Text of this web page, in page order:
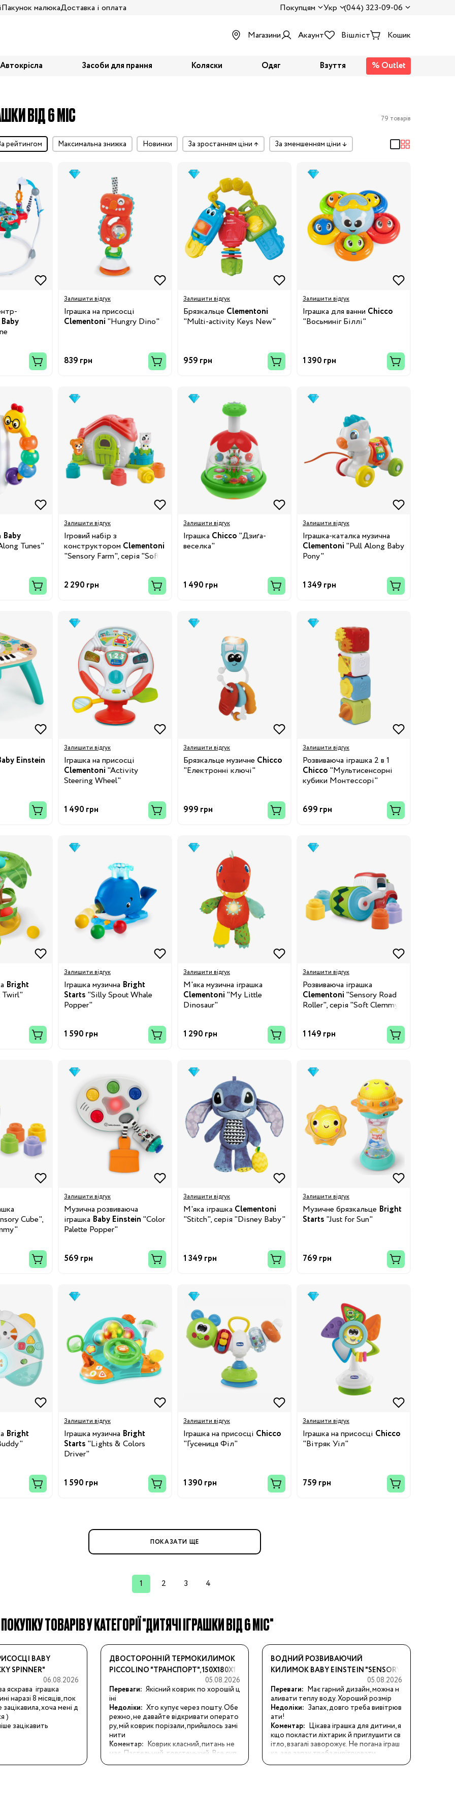
Пакунок малюкаДоставка і оплата Покупцям Укр (044) 323-09-06
Бренди:
38
24
29
Бренди:
Бренди:
Бренди:
Магазини Акаунт Вішліст Кошик
Автокрісла Засоби для прання Коляски Одяг Взуття
% Outlet
ВІД 6 МІС 79 товарів
за рейтингом максимальна знижка Новинки за зростанням ціни ↑ за зменшенням ціни ↓
Baby
Залишити відгук
Іграшка на присосці
Clementoni "Hungry Dino"
839 грн
Залишити відгук
Брязкальце Clementoni
"Multi-activity Keys New"
959 грн
Залишити відгук
Іграшка для ванни Chicco
"Восьминіг Біллі"
1 390 грн
Baby
Tunes"
Залишити відгук
Ігровий набір з
конструктором Clementoni
"Sensory Farm", серія "Soft
2 290 грн
Залишити відгук
Іграшка Chicco "Дзиґа-
веселка"
1 490 грн
Залишити відгук
Іграшка-каталка музична
Clementoni "Pull Along Baby
Pony"
1 349 грн
Einstein
Залишити відгук
Іграшка на присосці
Clementoni "Activity
Steering Wheel"
1 490 грн
Залишити відгук
Брязкальце музичне Chicco
"Електронні ключі"
999 грн
Залишити відгук
Розвиваюча іграшка 2 в 1
Chicco "Мультисенсорні
кубики Монтессорі"
699 грн
Bright
Twirl"
Залишити відгук
Іграшка музична Bright
Starts "Silly Spout Whale
Popper"
1 590 грн
Залишити відгук
М'яка музична іграшка
Clementoni "My Little
Dinosaur"
1 290 грн
Залишити відгук
Розвиваюча іграшка
Clementoni "Sensory Road
Roller", серія "Soft Clemmy"
1 149 грн
Cube",
Залишити відгук
Музична розвиваюча
іграшка Baby Einstein "Color
Palette Popper"
569 грн
Залишити відгук
М'яка іграшка Clementoni
"Stitch", серія "Disney Baby"
1 349 грн
Залишити відгук
Музичне брязкальце Bright
Starts "Just for Sun"
769 грн
Bright
Залишити відгук
Іграшка музична Bright
Starts "Lights & Colors
Driver"
1 590 грн
Залишити відгук
Іграшка на присосці Chicco
"Гусениця Філ"
1 390 грн
Залишити відгук
Іграшка на присосці Chicco
"Вітряк Уіл"
759 грн
ПОКАЗАТИ ЩЕ
1 2 3 4
ТОВАРІВ У КАТЕГОРІЇ "ДИТЯЧІ ІГРАШКИ ВІД 6 МІС"
BABY
SPINNER"
06.08.2026
яскрава  іграшка
наразі 8 місяців, пок
зацікавила, хоча мені д
)
зацікавить
ДВОСТОРОННІЙ ТЕРМОКИЛИМОК
PICCOLINO "ТРАНСПОРТ", 150Х180Х1
05.08.2026
Переваги: Якісний коврик по хорошій ц
іні
Недоліки: Хто купує через пошту. Обе
режно, не давайте відкривати операто
ру, мій коврик порізали, прийшлось замі
нити
Коментар: Коврик класний, питань не
має. Пастельний, товстенький. Все суп
ер. Але якщо замовляєте доставку пош
ВОДНИЙ РОЗВИВАЮЧИЙ
КИЛИМОК BABY EINSTEIN "SENSORY
05.08.2026
Переваги: Має гарний дизайн, можна н
аливати теплу воду. Хороший розмір
Недоліки: Запах, довго треба вивітрюв
ати!
Коментар: Цікава іграшка для дитини, я
кщо покласти ліхтарик й приглушити св
ітло, взагалі заворожує. Не погана іграш
ка, але запах треба вивітрювати